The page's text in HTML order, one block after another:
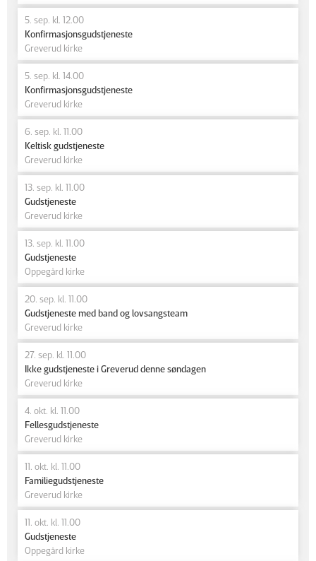
5. sep. kl. 12.00
Konfirmasjonsgudstjeneste
Greverud kirke
5. sep. kl. 14.00
Konfirmasjonsgudstjeneste
Greverud kirke
6. sep. kl. 11.00
Keltisk gudstjeneste
Greverud kirke
13. sep. kl. 11.00
Gudstjeneste
Greverud kirke
13. sep. kl. 11.00
Gudstjeneste
Oppegård kirke
20. sep. kl. 11.00
Gudstjeneste med band og lovsangsteam
Greverud kirke
27. sep. kl. 11.00
Ikke gudstjeneste i Greverud denne søndagen
Greverud kirke
4. okt. kl. 11.00
Fellesgudstjeneste
Greverud kirke
11. okt. kl. 11.00
Familiegudstjeneste
Greverud kirke
11. okt. kl. 11.00
Gudstjeneste
Oppegård kirke